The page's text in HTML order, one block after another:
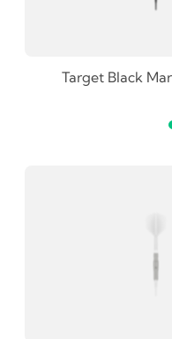
Target Black